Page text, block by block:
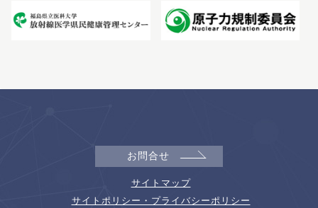
お問合せ
サイトマップ
サイトポリシー・プライバシーポリシー